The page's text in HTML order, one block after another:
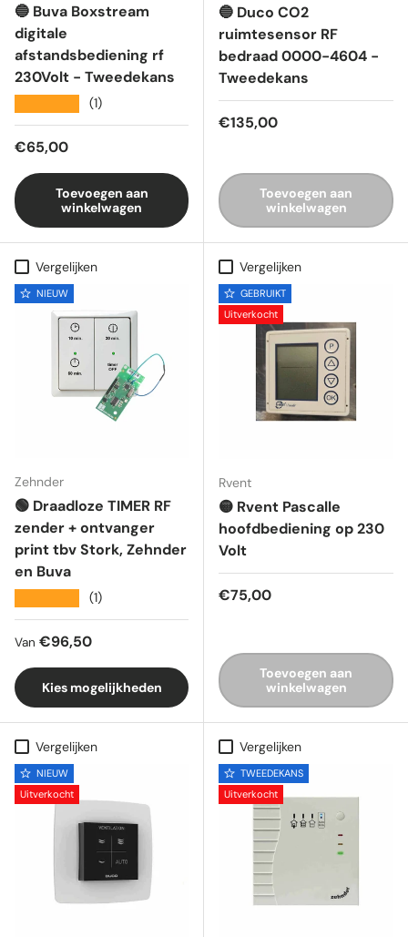
🔵 Buva Boxstream
digitale
afstandsbediening rf
230Volt - Tweedekans
(1)
Reguliere prijs
€65,00
Toevoegen aan
winkelwagen
🔵 Duco CO2
ruimtesensor RF
bedraad 0000-4604 -
Tweedekans
Reguliere prijs
€135,00
Toevoegen aan
winkelwagen
Vergelijken
NIEUW
Zehnder
🟢 Draadloze TIMER RF
zender + ontvanger
print tbv Stork, Zehnder
en Buva
(1)
Reguliere prijs
Van €96,50
Kies mogelijkheden
Vergelijken
GEBRUIKT
Uitverkocht
Rvent
🟡 Rvent Pascalle
hoofdbediening op 230
Volt
Reguliere prijs
€75,00
Toevoegen aan
winkelwagen
Vergelijken
NIEUW
Uitverkocht
Vergelijken
TWEEDEKANS
Uitverkocht